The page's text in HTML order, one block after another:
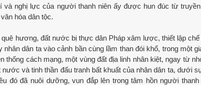
nghị lực của người thanh niên ấy được hun đúc từ
hóa dân tộc.
hương, đất nước bị thực dân Pháp xâm lược, thiết lập
nhân dân ta vào cảnh bần cùng lầm than đói khổ, trong một
thống cách mạng, một vùng đất địa linh nhân kiệt, ngay từ
và tinh thần đấu tranh bất khuất của nhân dân ta, dưới
đó đã nuôi dưỡng, vun đắp lên trong tâm hồn người